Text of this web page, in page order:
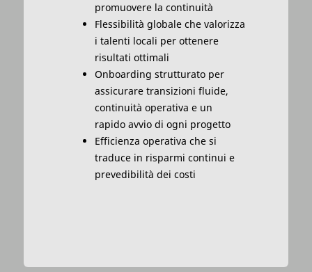
promuovere la continuità
Flessibilità globale che valorizza
i talenti locali per ottenere
risultati ottimali
Onboarding strutturato per
assicurare transizioni fluide,
continuità operativa e un
rapido avvio di ogni progetto
Efficienza operativa che si
traduce in risparmi continui e
prevedibilità dei costi